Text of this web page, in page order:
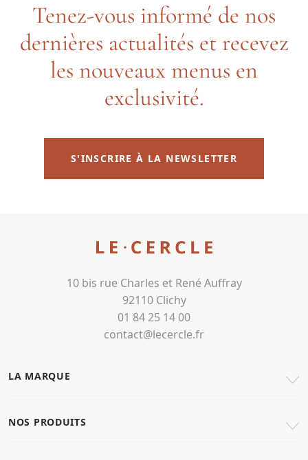
Tenez-vous informé de nos
dernières actualités et recevez
les nouveaux menus en
exclusivité.
S'INSCRIRE À LA NEWSLETTER
10 bis rue Charles et René Auffray
92110 Clichy
01 84 25 14 00
contact@lecercle.fr
LA MARQUE
NOS PRODUITS